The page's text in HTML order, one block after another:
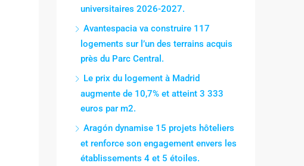
universitaires 2026-2027.
Avantespacia va construire 117
logements sur l’un des terrains acquis
près du Parc Central.
Le prix du logement à Madrid
augmente de 10,7% et atteint 3 333
euros par m2.
Aragón dynamise 15 projets hôteliers
et renforce son engagement envers les
établissements 4 et 5 étoiles.